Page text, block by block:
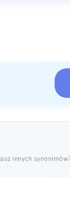
innych